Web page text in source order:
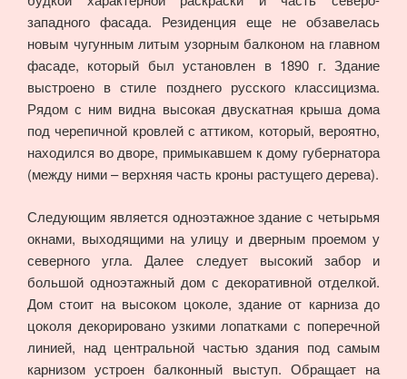
западного фасада. Резиденция еще не обзавелась
новым чугунным литым узорным балконом на главном
фасаде, который был установлен в 1890 г. Здание
выстроено в стиле позднего русского классицизма.
Рядом с ним видна высокая двускатная крыша дома
под черепичной кровлей с аттиком, который, вероятно,
находился во дворе, примыкавшем к дому губернатора
(между ними – верхняя часть кроны растущего дерева).
Следующим является одноэтажное здание с четырьмя
окнами, выходящими на улицу и дверным проемом у
северного угла. Далее следует высокий забор и
большой одноэтажный дом с декоративной отделкой.
Дом стоит на высоком цоколе, здание от карниза до
цоколя декорировано узкими лопатками с поперечной
линией, над центральной частью здания под самым
карнизом устроен балконный выступ. Обращает на